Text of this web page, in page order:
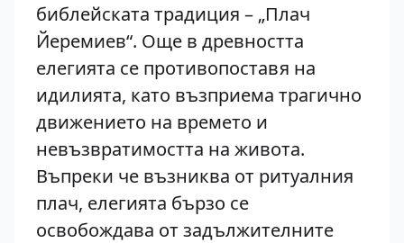
библейската традиция – „Плач
Йеремиев“. Още в древността
елегията се противопоставя на
идилията, като възприема трагично
движението на времето и
невъзвратимостта на живота.
Въпреки че възниква от ритуалния
плач, елегията бързо се
освобождава от задължителните